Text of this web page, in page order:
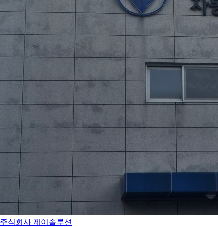
주식회사 제이솔루션